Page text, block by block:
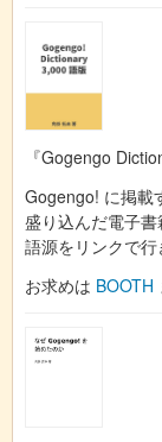
『Gogengo
Gogengo! に掲載
盛り込んだ電子
語源をリンクで行
お求めは BOOTH